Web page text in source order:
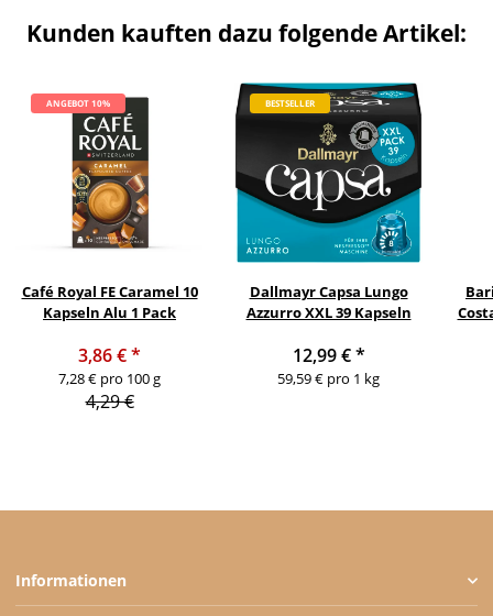
Kunden kauften dazu folgende Artikel:
ANGEBOT 10%
Café Royal FE Caramel 10
Kapseln Alu 1 Pack
3,86 €*
7,28 € pro 100 g
4,29 €
BESTSELLER
Dallmayr Capsa Lungo
Azzurro XXL 39 Kapseln
12,99 €*
59,59 € pro 1 kg
Informationen